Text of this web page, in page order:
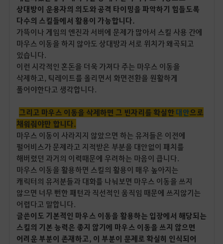
상대방이 운용자의 의도와 공격 타이밍을 파악하기 힘들도록
다수의 스킬들에서 활용이 가능합니다.
가뜩이나 게임의 엔진과 서버에 문제가 많아서 스킬 사용 간에
마우스 이동을 하지 않아도 상대방과 서로 위치가 왜곡되고
있습니다.
이런 시각적인 혼돈을 더욱 가져다 주는 마우스 이동을
삭제하고, 틱레이트를 올리면서 화면전환을 원활하게
풀어야한다고 생각합니다.
그리고 마우스 이동을 삭제하면 그 빈자리를 확실한대안으로
채워줘야만 합니다.
마우스 이동이 사라지지 않았으면 하는 유저들은 이전에
펄어비스가 문제라고 지적받은 부분을 대안없이 패치를
해버렸던 과거의 이력때문에 우려하는 마음이 큽니다.
마우스 이동을 활용하면 스킬의 활용이 매우 높아지는
캐릭터의 유저분들과 대화를 나눠보면 마우스 이동을 쓰지
않으면 너무 뻔한 패턴과 직선적인 움직임 때문에 쓰지않기는
어렵다고 말합니다.
글쓴이도 기본적인 마우스 이동을 활용하는 입장에서 해당되는
스킬의 기본 능력은 좋지 않기에 마우스 이동을 쓰지 않으면
어려운 부분이 존재하고, 이 부분이 문제로 확실히 인식되어